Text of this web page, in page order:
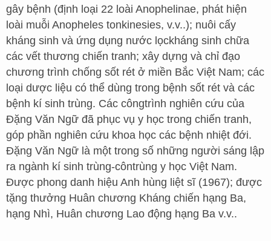
gây bệnh (định loại 22 loài Anophelinae, phát hiện
loài muỗi Anopheles tonkinesies, v.v..); nuôi cấy
kháng sinh và ứng dụng nước lọckháng sinh chữa
các vết thương chiến tranh; xây dựng và chỉ đạo
chương trình chống sốt rét ở miền Bắc Việt Nam; các
loại dược liệu có thể dùng trong bệnh sốt rét và các
bệnh kí sinh trùng. Các côngtrình nghiên cứu của
Đặng Văn Ngữ đã phục vụ y học trong chiến tranh,
góp phần nghiên cứu khoa học các bệnh nhiệt đới.
Đặng Văn Ngữ là một trong số những người sáng lập
ra ngành kí sinh trùng-côntrùng y học Việt Nam.
Được phong danh hiệu Anh hùng liệt sĩ (1967); được
tặng thưởng Huân chương Kháng chiến hạng Ba,
hạng Nhì, Huân chương Lao động hạng Ba v.v..